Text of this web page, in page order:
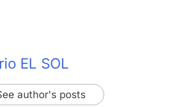
EL SOL
author's posts